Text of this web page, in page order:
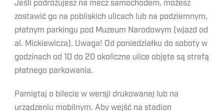
Jeśli podróżujesz na mecz samochodem, możesz
zostawić go na pobliskich ulicach lub na podziemnym,
płatnym parkingu pod Muzeum Narodowym (wjazd od
al. Mickiewicza). Uwaga! Od poniedziałku do soboty w
godzinach od 10 do 20 okoliczne ulice objęte są strefą
płatnego parkowania.
Pamiętaj o bilecie w wersji drukowanej lub na
urządzeniu mobilnym. Aby wejść na stadion